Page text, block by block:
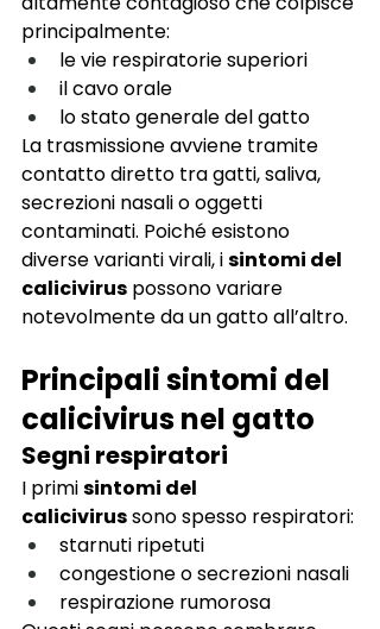
principalmente:
le vie respiratorie superiori
il cavo orale
lo stato generale del gatto
La trasmissione avviene tramite
contatto diretto tra gatti, saliva,
secrezioni nasali o oggetti
contaminati. Poiché esistono
diverse varianti virali, i sintomi del
calicivirus possono variare
notevolmente da un gatto all’altro.
Principali sintomi del
calicivirus nel gatto
Segni respiratori
I primi sintomi del
calicivirus sono spesso respiratori:
starnuti ripetuti
congestione o secrezioni nasali
respirazione rumorosa